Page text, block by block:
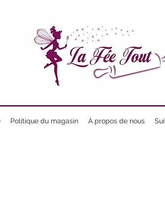
Politique du magasin À propos de nous